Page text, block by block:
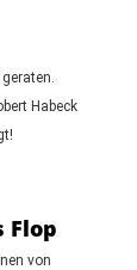
Habeck
Flop
von